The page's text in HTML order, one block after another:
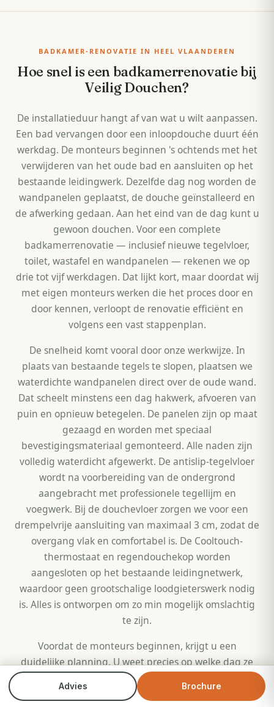
Advies Brochure
BADKAMER-RENOVATIE IN HEEL VLAANDEREN
Hoe snel is een badkamerrenovatie bij
Veilig Douchen?
De installatieduur hangt af van wat u wilt aanpassen.
Een bad vervangen door een inloopdouche duurt één
werkdag. De monteurs beginnen 's ochtends met het
verwijderen van het oude bad en aansluiten op het
bestaande leidingwerk. Dezelfde dag nog worden de
wandpanelen geplaatst, de douche geïnstalleerd en
de afwerking gedaan. Aan het eind van de dag kunt u
gewoon douchen. Voor een complete
badkamerrenovatie — inclusief nieuwe tegelvloer,
toilet, wastafel en wandpanelen — rekenen we op
drie tot vijf werkdagen. Dat lijkt kort, maar doordat wij
met eigen monteurs werken die het proces door en
door kennen, verloopt de renovatie efficiënt en
volgens een vast stappenplan.
De snelheid komt vooral door onze werkwijze. In
plaats van bestaande tegels te slopen, plaatsen we
waterdichte wandpanelen direct over de oude wand.
Dat scheelt minstens een dag hakwerk, afvoeren van
puin en opnieuw betegelen. De panelen zijn op maat
gezaagd en worden met speciaal
bevestigingsmateriaal gemonteerd. Alle naden zijn
volledig waterdicht afgewerkt. De antislip-tegelvloer
wordt na voorbereiding van de ondergrond
aangebracht met professionele tegellijm en
voegwerk. Bij de douchevloer zorgen we voor een
drempelvrije aansluiting van maximaal 3 cm, zodat de
overgang vlak en comfortabel is. De Cooltouch-
thermostaat en regendouchekop worden
aangesloten op het bestaande leidingnetwerk,
waardoor geen grootschalige loodgieterswerk nodig
is. Alles is ontworpen om zo min mogelijk omslachtig
te zijn.
Voordat de monteurs beginnen, krijgt u een
duidelijke planning. U weet precies op welke dag ze
komen, hoe lang het werk duurt en wat er per dag
gebeurt. Bij een bad-naar-douche-installatie komt het
Bel direct Brochure